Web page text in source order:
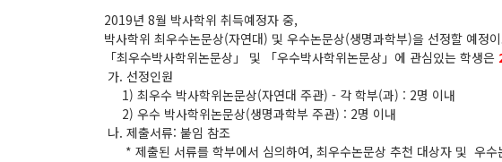
2019년 8월 박사학위 취득예정자 중,
박사학위 최우수논문상(자연대) 및 우수논문상(생명과학부)을 선정할 예정
「최우수박사학위논문상」 및 「우수박사학위논문상」에 관심있는 학생은
가. 선정인원
1) 최우수 박사학위논문상(자연대 주관) - 각 학부(과) : 2명 이내
2) 우수 박사학위논문상(생명과학부 주관) : 2명 이내
나. 제출서류: 붙임 참조
* 제출된 서류를 학부에서 심의하여, 최우수논문상 추천 대상자 및 우수